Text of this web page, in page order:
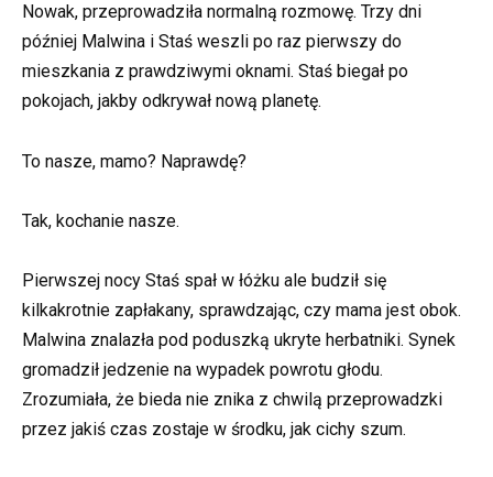
Nowak, przeprowadziła normalną rozmowę. Trzy dni
później Malwina i Staś weszli po raz pierwszy do
mieszkania z prawdziwymi oknami. Staś biegał po
pokojach, jakby odkrywał nową planetę.
To nasze, mamo? Naprawdę?
Tak, kochanie nasze.
Pierwszej nocy Staś spał w łóżku ale budził się
kilkakrotnie zapłakany, sprawdzając, czy mama jest obok.
Malwina znalazła pod poduszką ukryte herbatniki. Synek
gromadził jedzenie na wypadek powrotu głodu.
Zrozumiała, że bieda nie znika z chwilą przeprowadzki
przez jakiś czas zostaje w środku, jak cichy szum.